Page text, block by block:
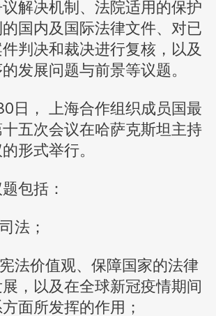
解决机制、法院适用的保护
国内及国际法律文件、对已
判决和裁决进行复核，以及
发展问题与前景等议题。
日， 上海合作组织成员国最
五次会议在哈萨克斯坦主持
形式举行。
包括：
法；
法价值观、保障国家的法律
，以及在全球新冠疫情期间
面所发挥的作用；